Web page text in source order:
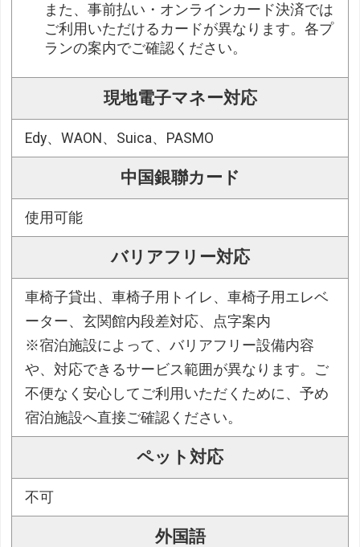
また、事前払い・オンラインカード決済では
ご利用いただけるカードが異なります。各プ
ランの案内でご確認ください。
現地電子マネー対応
Edy、WAON、Suica、PASMO
中国銀聯カード
使用可能
バリアフリー対応
車椅子貸出、車椅子用トイレ、車椅子用エレベ
ーター、玄関館内段差対応、点字案内
※宿泊施設によって、バリアフリー設備内容
や、対応できるサービス範囲が異なります。ご
不便なく安心してご利用いただくために、予め
宿泊施設へ直接ご確認ください。
ペット対応
不可
外国語